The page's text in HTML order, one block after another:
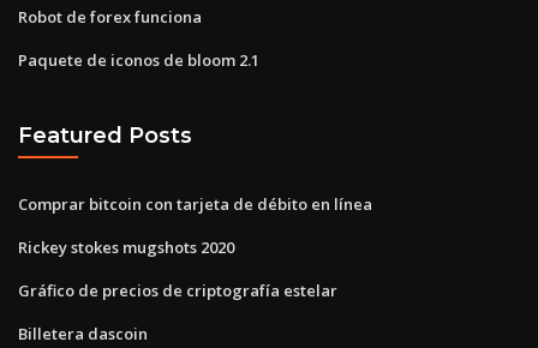
Robot de forex funciona
Paquete de iconos de bloom 2.1
Featured Posts
Comprar bitcoin con tarjeta de débito en línea
Rickey stokes mugshots 2020
Gráfico de precios de criptografía estelar
Billetera dascoin